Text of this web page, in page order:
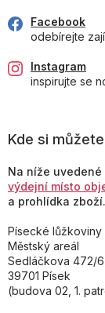
Facebook
odebírejte
Instagram
inspirujte se
Kde si
Na níže
výdejní místo
a prohlídka zboží.
Písecké lůžkoviny
Městský areál
Sedláčkova 472/6
39701 Písek
(budova 02, 1.